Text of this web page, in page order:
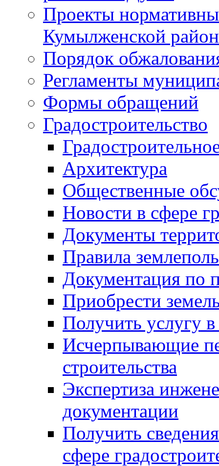
Проекты
Кумылженской
Порядок
Регламенты
Формы обращений
Градостроительство
Архитектура
Общественные
Новости в сфере
Документы
Правила
Документация по
Приобрести
Получить услугу в
Исчерпывающие
строительства
Экспертиза
документации
Получить
сфере